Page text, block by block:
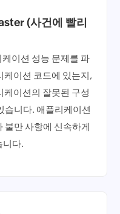
(사건에 빨리
이션 성능 문제를 파
케이션 코드에 있는지,
케이션의 잘못된 구성
습니다. 애플리케이션
불만 사항에 신속하게
니다.